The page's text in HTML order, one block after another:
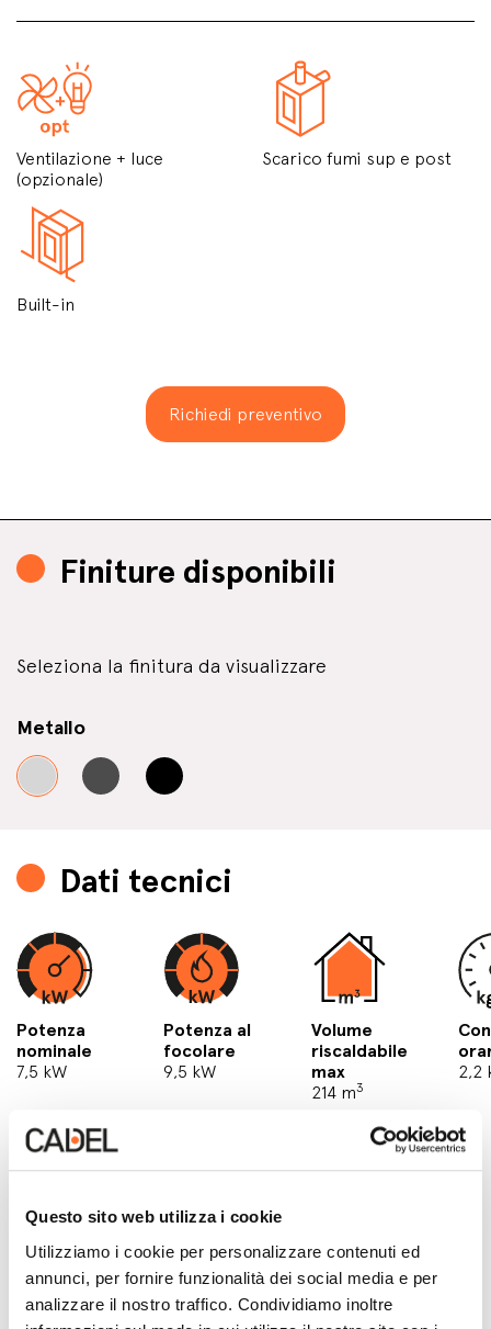
Questo sito web utilizza i cookie
Utilizziamo i cookie per personalizzare contenuti ed
annunci, per fornire funzionalità dei social media e per
analizzare il nostro traffico. Condividiamo inoltre
Ventilazione + luce
(opzionale)
Scarico fumi sup e post
Built-in
Richiedi preventivo
Finiture disponibili
Seleziona la finitura da visualizzare
Metallo
Dati tecnici
Potenza
nominale
7,5 kW
Potenza al
focolare
9,5 kW
Volume
riscaldabile
max
214 m3
2,2